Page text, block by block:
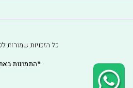
כל הזכויות שמורות
*התמונות